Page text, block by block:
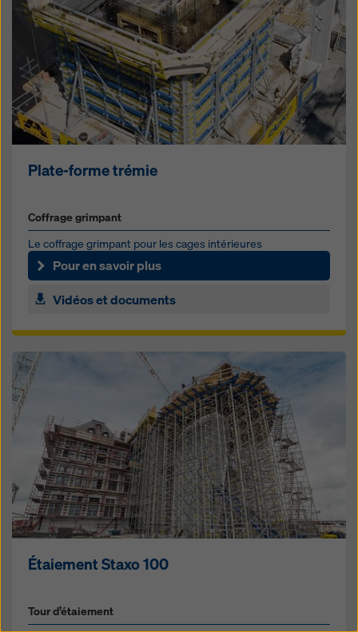
Plate-forme trémie
Coffrage grimpant
Le coffrage grimpant pour les cages intérieures
Pour en savoir plus
Vidéos et documents
Étaiement Staxo 100
Tour d’étaiement